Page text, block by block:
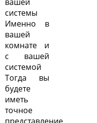
системы
Именно в
вашей
комнате и
с вашей
системой
Тогда вы
будете
иметь
точное